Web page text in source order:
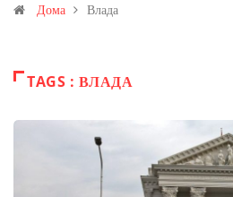
Дома Влада
TAGS : ВЛАДА